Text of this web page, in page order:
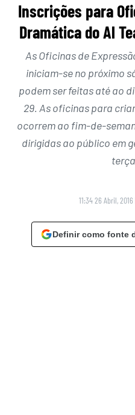
Inscrições para
Dramática do Al
As Oficinas de
iniciam-se no próximo
podem ser feitas até ao
29. As oficinas para
ocorrem ao fim-de-
dirigidas ao público em
11:34 26 Abril, 2016
Definir como fonte